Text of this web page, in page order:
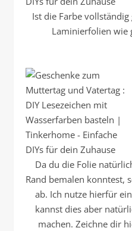
Ist die Farbe
Laminierfolien wie
Da du die Folie
Rand bemalen konntest,
ab. Ich nutze hierfür
kannst dies aber
machen. Zeichne dir